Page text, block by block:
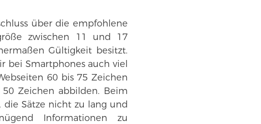
über die empfohlene
zwischen 11 und 17
Gültigkeit besitzt.
bei Smartphones auch viel
60 bis 75 Zeichen
Zeichen abbilden. Beim
die Sätze nicht zu lang und
Informationen zu